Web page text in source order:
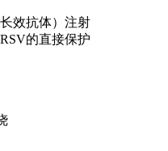
效抗体）注射
的直接保护